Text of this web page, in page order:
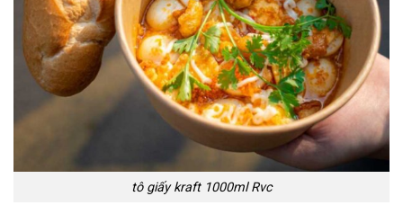
tô giấy kraft 1000ml Rvc